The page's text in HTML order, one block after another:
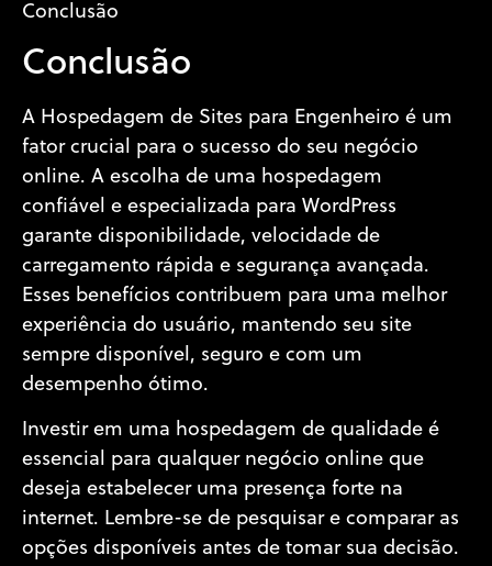
Conclusão
Conclusão
A Hospedagem de Sites para Engenheiro é um
fator crucial para o sucesso do seu negócio
online. A escolha de uma hospedagem
confiável e especializada para WordPress
garante disponibilidade, velocidade de
carregamento rápida e segurança avançada.
Esses benefícios contribuem para uma melhor
experiência do usuário, mantendo seu site
sempre disponível, seguro e com um
desempenho ótimo.
Investir em uma hospedagem de qualidade é
essencial para qualquer negócio online que
deseja estabelecer uma presença forte na
internet. Lembre-se de pesquisar e comparar as
opções disponíveis antes de tomar sua decisão.